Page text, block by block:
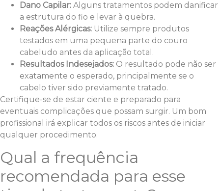
Dano Capilar: Alguns tratamentos podem danificar
a estrutura do fio e levar à quebra.
Reações Alérgicas: Utilize sempre produtos
testados em uma pequena parte do couro
cabeludo antes da aplicação total.
Resultados Indesejados: O resultado pode não ser
exatamente o esperado, principalmente se o
cabelo tiver sido previamente tratado.
Certifique-se de estar ciente e preparado para
eventuais complicações que possam surgir. Um bom
profissional irá explicar todos os riscos antes de iniciar
qualquer procedimento.
Qual a frequência
recomendada para esse